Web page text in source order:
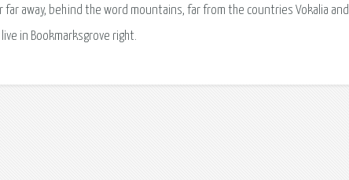
far away, behind the word mountains, far from the countries Vokalia and
in Bookmarksgrove right.